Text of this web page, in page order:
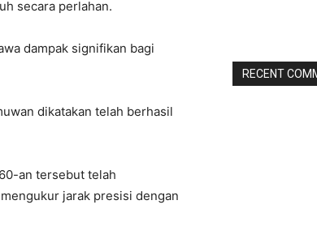
secara perlahan.
dampak signifikan bagi
dikatakan telah berhasil
an tersebut telah
jarak presisi dengan
RECENT